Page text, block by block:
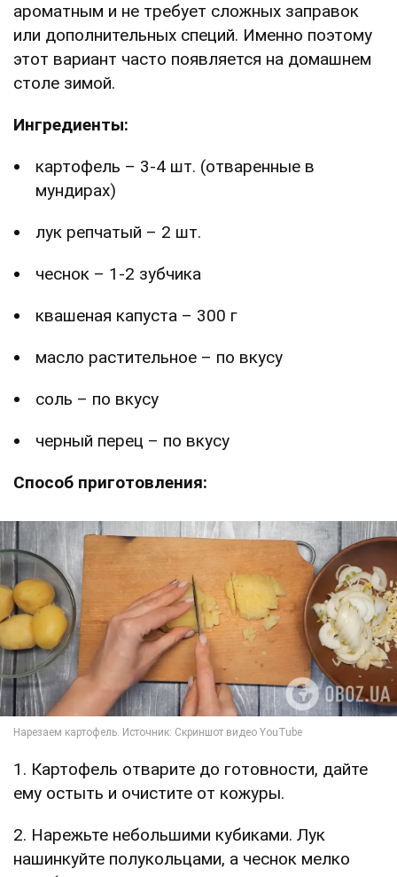
ароматным и не требует сложных заправок
или дополнительных специй. Именно поэтому
этот вариант часто появляется на домашнем
столе зимой.
Ингредиенты:
картофель – 3-4 шт. (отваренные в
мундирах)
лук репчатый – 2 шт.
чеснок – 1-2 зубчика
квашеная капуста – 300 г
масло растительное – по вкусу
соль – по вкусу
черный перец – по вкусу
Способ приготовления:
1. Картофель отварите до готовности, дайте
ему остыть и очистите от кожуры.
2. Нарежьте небольшими кубиками. Лук
нашинкуйте полукольцами, а чеснок мелко